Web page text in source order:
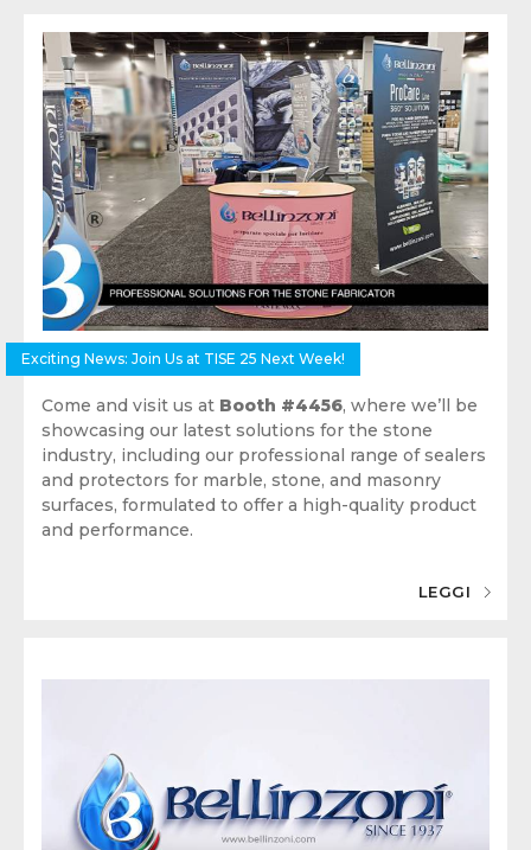
Exciting News: Join Us at TISE 25 Next Week!
Come and visit us at Booth #4456, where we’ll be
showcasing our latest solutions for the stone
industry, including our professional range of sealers
and protectors for marble, stone, and masonry
surfaces, formulated to offer a high-quality product
and performance.
LEGGI